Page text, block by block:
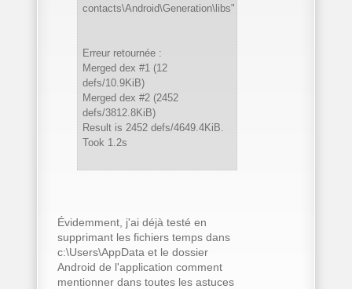
contacts\Android\Generation\libs"
Erreur retournée :
Merged dex #1 (12
defs/10.9KiB)
Merged dex #2 (2452
defs/3812.8KiB)
Result is 2452 defs/4649.4KiB.
Took 1.2s
Évidemment, j'ai déjà testé en
supprimant les fichiers temps dans
c:\Users\AppData et le dossier
Android de l'application comment
mentionner dans toutes les astuces